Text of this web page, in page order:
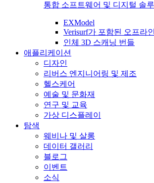
통합 소프트웨어 및 디지털 솔
EXModel
Verisurf가 포함된 오프라
인체 3D 스캐닝 번들
애플리케이션
디자인
리버스 엔지니어링 및 제조
헬스케어
예술 및 문화재
연구 및 교육
가상 디스플레이
탐색
웨비나 및 살롱
데이터 갤러리
블로그
이벤트
소식